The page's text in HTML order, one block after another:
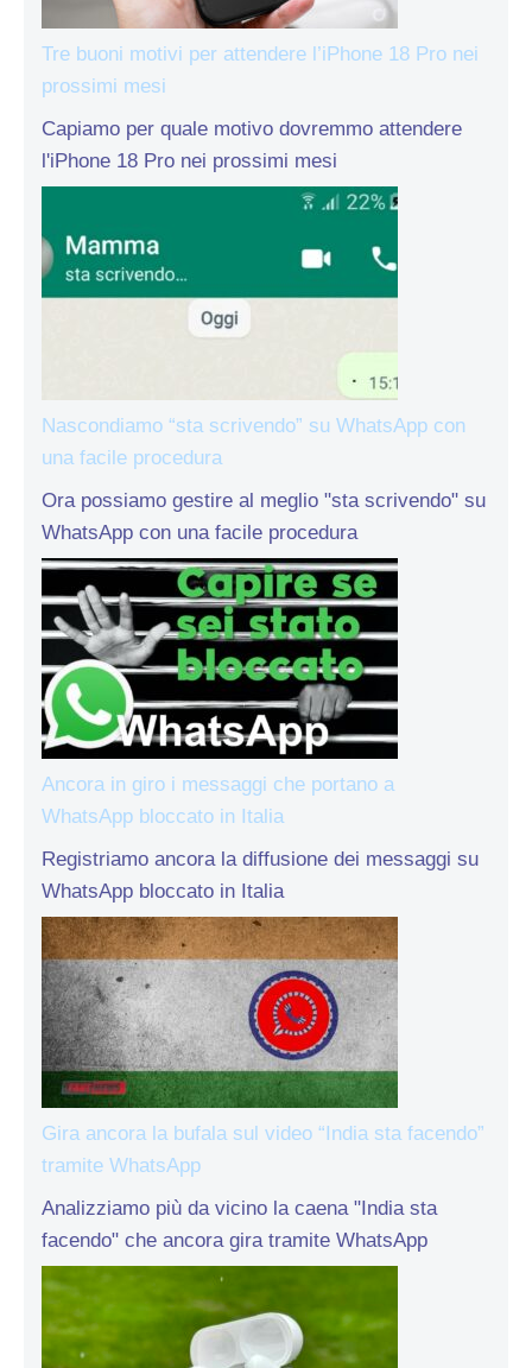
Tre buoni motivi per attendere l’iPhone 18 Pro nei
prossimi mesi
Capiamo per quale motivo dovremmo attendere
l'iPhone 18 Pro nei prossimi mesi
Nascondiamo “sta scrivendo” su WhatsApp con
una facile procedura
Ora possiamo gestire al meglio "sta scrivendo" su
WhatsApp con una facile procedura
Ancora in giro i messaggi che portano a
WhatsApp bloccato in Italia
Registriamo ancora la diffusione dei messaggi su
WhatsApp bloccato in Italia
Gira ancora la bufala sul video “India sta facendo”
tramite WhatsApp
Analizziamo più da vicino la caena "India sta
facendo" che ancora gira tramite WhatsApp